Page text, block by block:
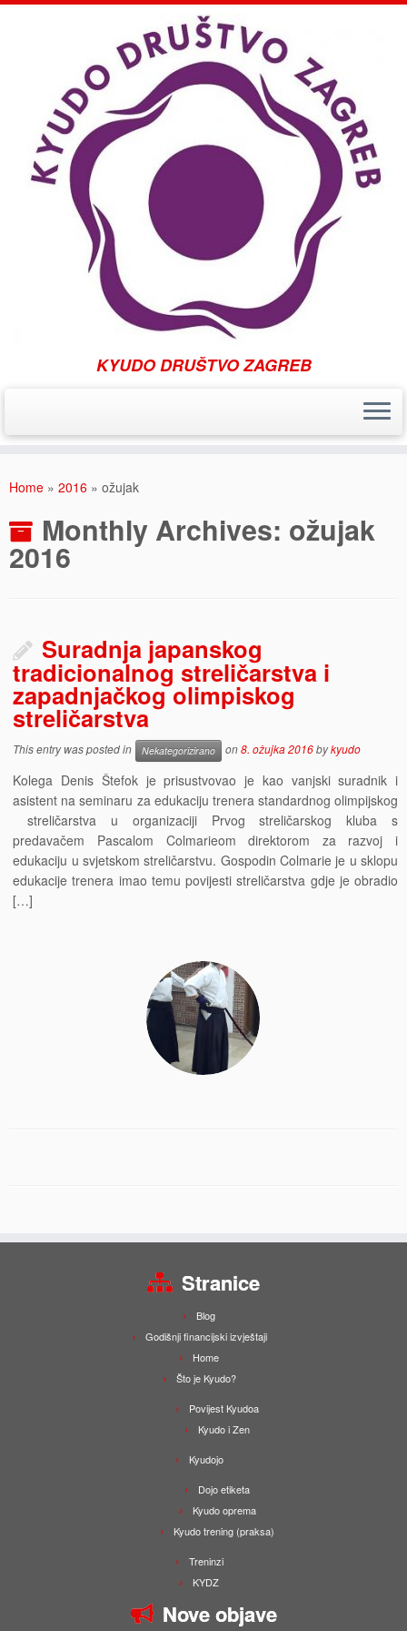
KYUDO DRUŠTVO ZAGREB
Home » 2016 » ožujak
Monthly Archives: ožujak
2016
Suradnja japanskog
tradicionalnog streličarstva i
zapadnjačkog olimpiskog
streličarstva
This entry was posted in Nekategorizirano on8. ožujka 2016bykyudo
Kolega Denis Štefok je prisustvovao je kao vanjski suradnik i
asistent na seminaru za edukaciju trenera standardnog olimpijskog
streličarstva u organizaciji Prvog streličarskog kluba s
predavačem Pascalom Colmarieom direktorom za razvoj i
edukaciju u svjetskom streličarstvu. Gospodin Colmarie je u sklopu
edukacije trenera imao temu povijesti streličarstva gdje je obradio
[…]
Stranice
Blog
Godišnji financijski izvještaji
Home
Što je Kyudo?
Povijest Kyudoa
Kyudo i Zen
Kyudojo
Dojo etiketa
Kyudo oprema
Kyudo trening (praksa)
Treninzi
KYDZ
Nove objave